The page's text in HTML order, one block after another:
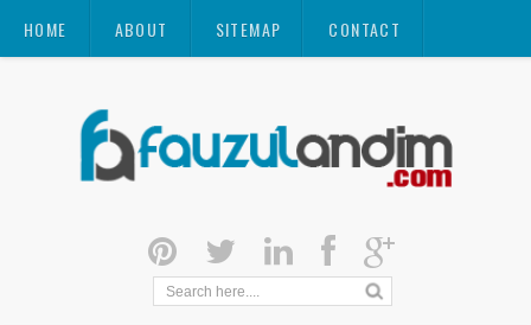
HOME ABOUT SITEMAP CONTACT